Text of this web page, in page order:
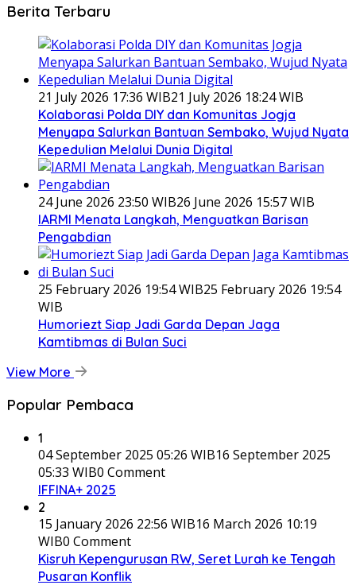
Berita Terbaru
21 July 2026 17:36 WIB21 July 2026 18:24 WIB
Kolaborasi Polda DIY dan Komunitas Jogja
Menyapa Salurkan Bantuan Sembako, Wujud Nyata
Kepedulian Melalui Dunia Digital
24 June 2026 23:50 WIB26 June 2026 15:57 WIB
IARMI Menata Langkah, Menguatkan Barisan
Pengabdian
25 February 2026 19:54 WIB25 February 2026 19:54
WIB
Humoriezt Siap Jadi Garda Depan Jaga
Kamtibmas di Bulan Suci
View More
Popular Pembaca
1
04 September 2025 05:26 WIB16 September 2025
05:33 WIB0 Comment
IFFINA+ 2025
2
15 January 2026 22:56 WIB16 March 2026 10:19
WIB0 Comment
Kisruh Kepengurusan RW, Seret Lurah ke Tengah
Pusaran Konflik